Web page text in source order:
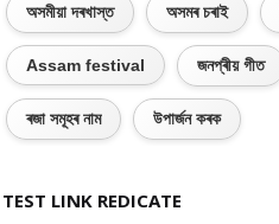
অসমীয়া দৰখাস্ত অসমৰ চৰাই
Assam festival জনপ্ৰীয় গীত
ৰজা সমূহৰ নাম উপাৰ্জন কৰক
TEST LINK REDICATE